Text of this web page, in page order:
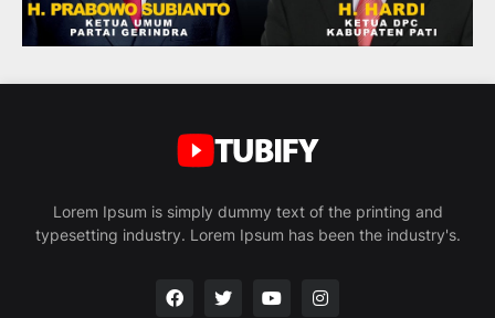
Lorem Ipsum is simply dummy text of the printing and
typesetting industry. Lorem Ipsum has been the industry's.